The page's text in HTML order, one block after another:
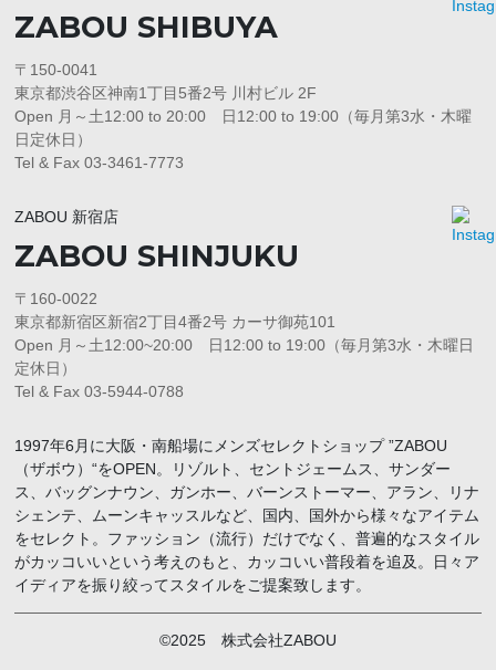
ZABOU SHIBUYA
〒150-0041
東京都渋谷区神南1丁目5番2号 川村ビル 2F
Open 月～土12:00 to 20:00 日12:00 to 19:00（毎月第3水・木曜
日定休日）
Tel & Fax 03-3461-7773
ZABOU 新宿店
ZABOU SHINJUKU
〒160-0022
東京都新宿区新宿2丁目4番2号 カーサ御苑101
Open 月～土12:00~20:00 日12:00 to 19:00（毎月第3水・木曜日
定休日）
Tel & Fax 03-5944-0788
1997年6月に大阪・南船場にメンズセレクトショップ ”ZABOU
（ザボウ）“をOPEN。リゾルト、セントジェームス、サンダー
ス、バッグンナウン、ガンホー、バーンストーマー、アラン、リナ
シェンテ、ムーンキャッスルなど、国内、国外から様々なアイテム
をセレクト。ファッション（流行）だけでなく、普遍的なスタイル
がカッコいいという考えのもと、カッコいい普段着を追及。日々ア
イディアを振り絞ってスタイルをご提案致します。
©2025 株式会社ZABOU